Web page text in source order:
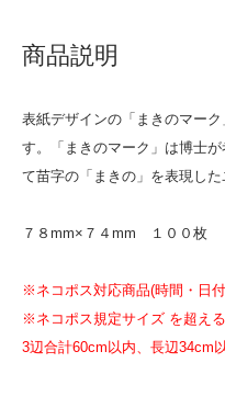
商品説明
表紙デザインの「まきのマー
す。「まきのマーク」は博士
て苗字の「まきの」を表現した
７８mm×７４mm １００枚
※ネコポス対応商品(時間・日
※ネコポス規定サイズ を超え
3辺合計60cm以内、長辺34cm